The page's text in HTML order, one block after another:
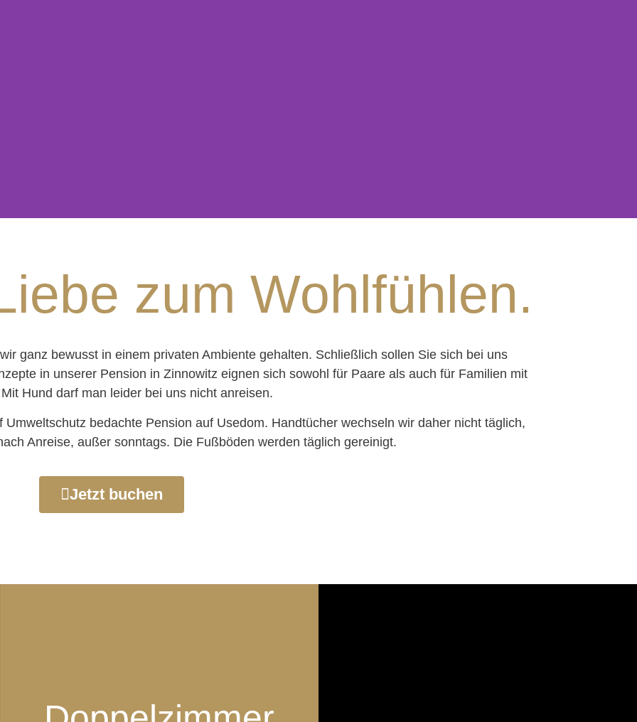
zum Wohlfühlen.
ganz bewusst in einem privaten Ambiente gehalten. Schließlich sollen Sie sich bei uns
in unserer Pension in Zinnowitz eignen sich sowohl für Paare als auch für Familien mit
Hund darf man leider bei uns nicht anreisen.
bedachte Pension auf Usedom. Handtücher wechseln wir daher nicht täglich,
Anreise, außer sonntags. Die Fußböden werden täglich gereinigt.
Jetzt buchen